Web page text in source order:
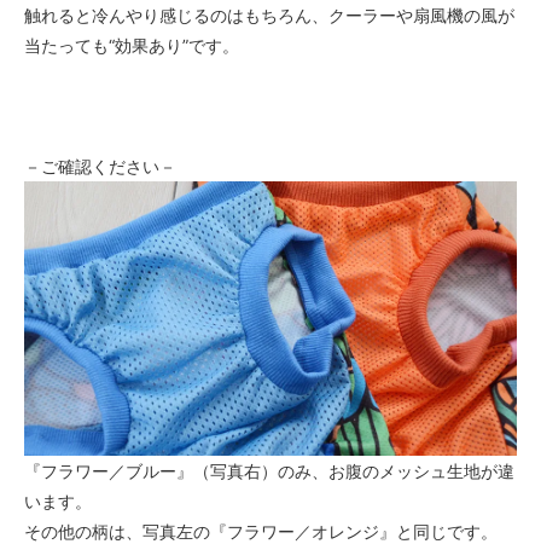
触れると冷んやり感じるのはもちろん、クーラーや扇風機の風が
当たっても“効果あり”です。
－ご確認ください－
『フラワー／ブルー』（写真右）のみ、お腹のメッシュ生地が違
います。
その他の柄は、写真左の『フラワー／オレンジ』と同じです。